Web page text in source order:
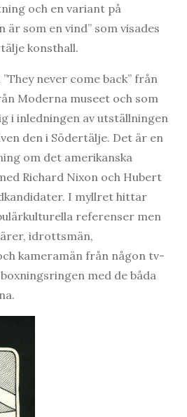
och en variant på
är som en vind” som visades
konsthall.
never come back” från
Moderna museet och som
i inledningen av utställningen
den i Södertälje. Det är en
om det amerikanska
Richard Nixon och Hubert
I myllret hittar
referenser men
idrottsmän,
kameramän från någon tv-
med de båda